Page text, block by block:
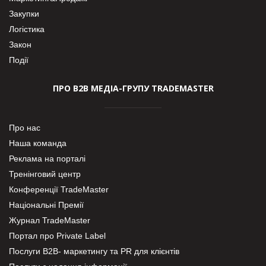
Закупки
Логістика
Закон
Події
ПРО В2В МЕДІА-ГРУПУ TRADEMASTER
Про нас
Наша команда
Реклама на порталі
Тренінговий центр
Конференції TradeMaster
Національні Премії
Журнал TradeMaster
Портал про Private Label
Послуги В2В- маркетингу та PR для клієнтів